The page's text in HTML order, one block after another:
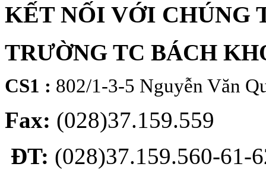
KẾT NỐI VỚI CHÚNG
TRƯỜNG TC BÁCH
CS1 : 802/1-3-5 Nguyễn Văn
Fax: (028)37.159.559
ĐT: (028)37.159.560-61-